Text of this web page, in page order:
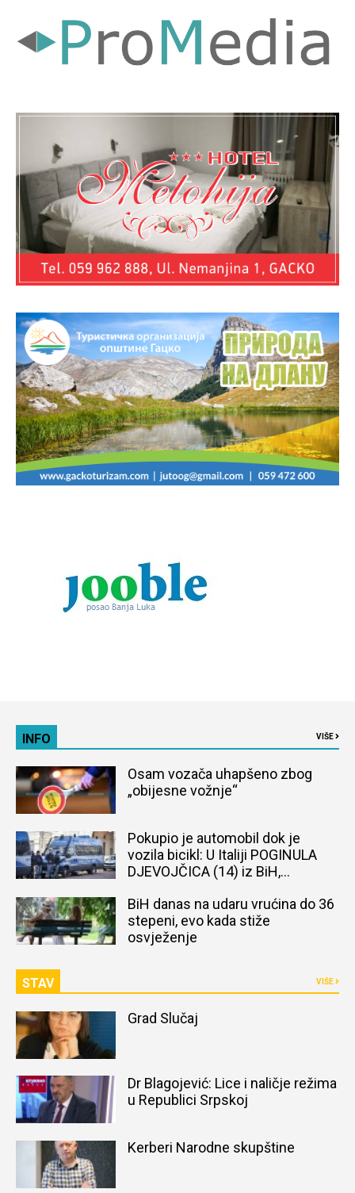
INFO VIŠE
Osam vozača uhapšeno zbog
„obijesne vožnje“
Pokupio je automobil dok je
vozila bicikl: U Italiji POGINULA
DJEVOJČICA (14) iz BiH,
BiH danas na udaru vrućina do 36
stepeni, evo kada stiže
osvježenje
STAV VIŠE
Grad Slučaj
Dr Blagojević: Lice i naličje režima
u Republici Srpskoj
Kerberi Narodne skupštine